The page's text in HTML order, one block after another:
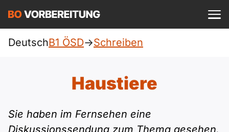
ÖSD
Englisch
A1 DTZ
Einloggen ist kostenlos?
DeutschB1 ÖSD->Schreiben
Haustiere
Sie haben im Fernsehen eine
Diskussionssendung zum Thema gesehen.